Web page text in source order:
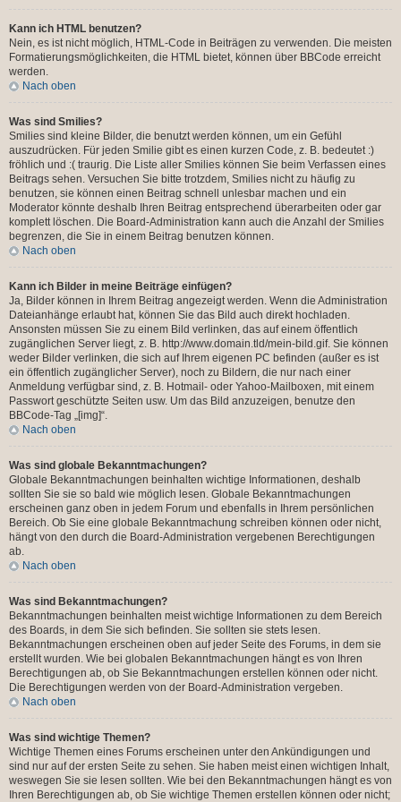
Kann ich HTML benutzen?
Nein, es ist nicht möglich, HTML-Code in Beiträgen zu verwenden. Die meisten
Formatierungsmöglichkeiten, die HTML bietet, können über BBCode erreicht
werden.
Nach oben
Was sind Smilies?
Smilies sind kleine Bilder, die benutzt werden können, um ein Gefühl
auszudrücken. Für jeden Smilie gibt es einen kurzen Code, z. B. bedeutet :)
fröhlich und :( traurig. Die Liste aller Smilies können Sie beim Verfassen eines
Beitrags sehen. Versuchen Sie bitte trotzdem, Smilies nicht zu häufig zu
benutzen, sie können einen Beitrag schnell unlesbar machen und ein
Moderator könnte deshalb Ihren Beitrag entsprechend überarbeiten oder gar
komplett löschen. Die Board-Administration kann auch die Anzahl der Smilies
begrenzen, die Sie in einem Beitrag benutzen können.
Nach oben
Kann ich Bilder in meine Beiträge einfügen?
Ja, Bilder können in Ihrem Beitrag angezeigt werden. Wenn die Administration
Dateianhänge erlaubt hat, können Sie das Bild auch direkt hochladen.
Ansonsten müssen Sie zu einem Bild verlinken, das auf einem öffentlich
zugänglichen Server liegt, z. B. http://www.domain.tld/mein-bild.gif. Sie können
weder Bilder verlinken, die sich auf Ihrem eigenen PC befinden (außer es ist
ein öffentlich zugänglicher Server), noch zu Bildern, die nur nach einer
Anmeldung verfügbar sind, z. B. Hotmail- oder Yahoo-Mailboxen, mit einem
Passwort geschützte Seiten usw. Um das Bild anzuzeigen, benutze den
BBCode-Tag „[img]“.
Nach oben
Was sind globale Bekanntmachungen?
Globale Bekanntmachungen beinhalten wichtige Informationen, deshalb
sollten Sie sie so bald wie möglich lesen. Globale Bekanntmachungen
erscheinen ganz oben in jedem Forum und ebenfalls in Ihrem persönlichen
Bereich. Ob Sie eine globale Bekanntmachung schreiben können oder nicht,
hängt von den durch die Board-Administration vergebenen Berechtigungen
ab.
Nach oben
Was sind Bekanntmachungen?
Bekanntmachungen beinhalten meist wichtige Informationen zu dem Bereich
des Boards, in dem Sie sich befinden. Sie sollten sie stets lesen.
Bekanntmachungen erscheinen oben auf jeder Seite des Forums, in dem sie
erstellt wurden. Wie bei globalen Bekanntmachungen hängt es von Ihren
Berechtigungen ab, ob Sie Bekanntmachungen erstellen können oder nicht.
Die Berechtigungen werden von der Board-Administration vergeben.
Nach oben
Was sind wichtige Themen?
Wichtige Themen eines Forums erscheinen unter den Ankündigungen und
sind nur auf der ersten Seite zu sehen. Sie haben meist einen wichtigen Inhalt,
weswegen Sie sie lesen sollten. Wie bei den Bekanntmachungen hängt es von
Ihren Berechtigungen ab, ob Sie wichtige Themen erstellen können oder nicht;